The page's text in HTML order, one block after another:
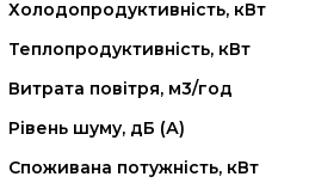
Холодопродуктивність, кВт
Теплопродуктивність, кВт
Витрата повітря, м3/год
Рівень шуму, дБ (А)
Споживана потужність, кВт